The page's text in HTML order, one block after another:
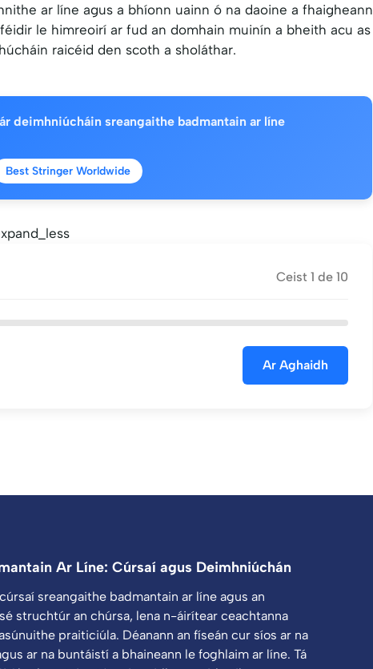
ar líne agus a bhíonn uainn ó na daoine a fhaigheann
le himreoirí ar fud an domhain muinín a bheith acu as
raicéid den scoth a sholáthar.
deimhniúcháin sreangaithe badmantain ar líne
Best Stringer Worldwide
Ceist 1 de 10
Ar Aghaidh
Ar Líne: Cúrsaí agus Deimhniúchán
sreangaithe badmantain ar líne agus an
struchtúr an chúrsa, lena n-áirítear ceachtanna
praiticiúla. Déanann an físeán cur síos ar na
ar na buntáistí a bhaineann le foghlaim ar líne. Tá